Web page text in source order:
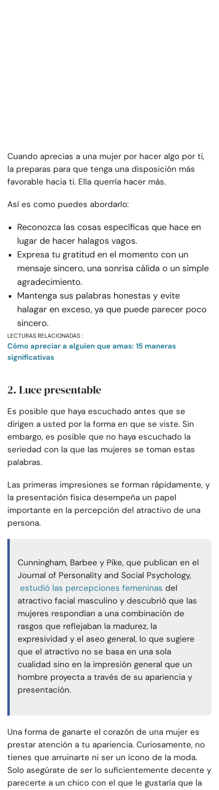
Cuando aprecias a una mujer por hacer algo por ti,
la preparas para que tenga una disposición más
favorable hacia ti. Ella querría hacer más.
Así es como puedes abordarlo:
Reconozca las cosas específicas que hace en
lugar de hacer halagos vagos.
Expresa tu gratitud en el momento con un
mensaje sincero, una sonrisa cálida o un simple
agradecimiento.
Mantenga sus palabras honestas y evite
halagar en exceso, ya que puede parecer poco
sincero.
LECTURAS RELACIONADAS :
Cómo apreciar a alguien que amas: 15 maneras
significativas
2. Luce presentable
Es posible que haya escuchado antes que se
dirigen a usted por la forma en que se viste. Sin
embargo, es posible que no haya escuchado la
seriedad con la que las mujeres se toman estas
palabras.
Las primeras impresiones se forman rápidamente, y
la presentación física desempeña un papel
importante en la percepción del atractivo de una
persona.
Cunningham, Barbee y Pike, que publican en el
Journal of Personality and Social Psychology,
estudió las percepciones femeninas del
atractivo facial masculino y descubrió que las
mujeres respondían a una combinación de
rasgos que reflejaban la madurez, la
expresividad y el aseo general, lo que sugiere
que el atractivo no se basa en una sola
cualidad sino en la impresión general que un
hombre proyecta a través de su apariencia y
presentación.
Una forma de ganarte el corazón de una mujer es
prestar atención a tu apariencia. Curiosamente, no
tienes que arruinarte ni ser un ícono de la moda.
Solo asegúrate de ser lo suficientemente decente y
parecerte a un chico con el que le gustaría que la